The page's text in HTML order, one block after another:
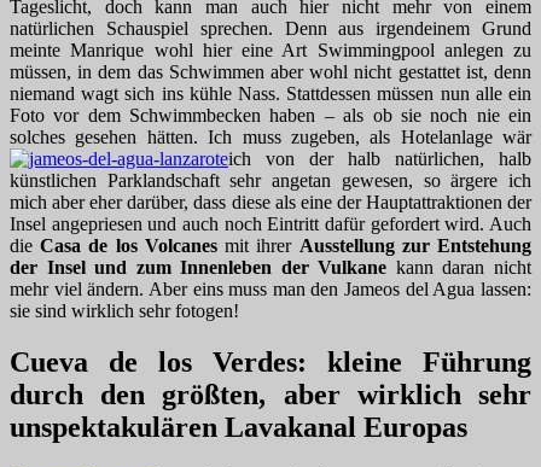
Tageslicht, doch kann man auch hier nicht mehr von einem
natürlichen Schauspiel sprechen. Denn aus irgendeinem Grund
meinte Manrique wohl hier eine Art Swimmingpool anlegen zu
müssen, in dem das Schwimmen aber wohl nicht gestattet ist, denn
niemand wagt sich ins kühle Nass. Stattdessen müssen nun alle ein
Foto vor dem Schwimmbecken haben – als ob sie noch nie ein
solches gesehen hätten. Ich muss zugeben, als Hotelanlage wär
ich von der halb natürlichen, halb
künstlichen Parklandschaft sehr angetan gewesen, so ärgere ich
mich aber eher darüber, dass diese als eine der Hauptattraktionen der
Insel angepriesen und auch noch Eintritt dafür gefordert wird. Auch
dieCasa de los Volcanesmit ihrer Ausstellung zur Entstehung
der Insel und zum Innenleben der Vulkane kann daran nicht
mehr viel ändern. Aber eins muss man den Jameos del Agua lassen:
sie sind wirklich sehr fotogen!
Cueva de los Verdes: kleine Führung
durch den größten, aber wirklich sehr
unspektakulären Lavakanal Europas